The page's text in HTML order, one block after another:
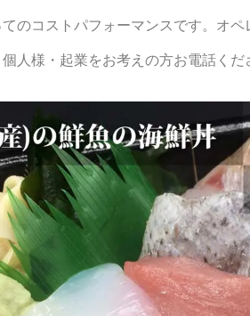
のコストパフォーマンスです。オ
人様・起業をお考えの方お電話くだ